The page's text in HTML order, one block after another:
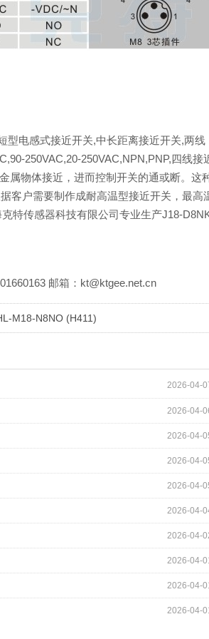
型电感式接近开关,中长距离接近开关,两线
250VAC,20-250VAC,NPN,PNP,四线接
属物体接近，进而控制开关的通或断。这
客户需要制作成耐高温型接近开关，最高
特传感器科技有限公司专业生产J18-
邮箱：kt@ktgee.net.cn
M18-N8NO (H411)
2026-04-
2026-04-
2026-04-
2026-04-
2026-04-
2026-04-
2026-04-
2026-04-
2026-04-
2026-04-